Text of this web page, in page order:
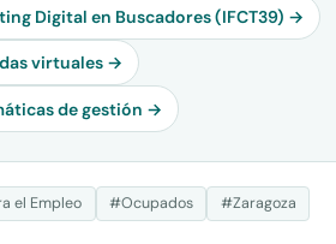
Digital en Buscadores (IFCT39) →
virtuales →
de gestión →
el Empleo #Ocupados #Zaragoza